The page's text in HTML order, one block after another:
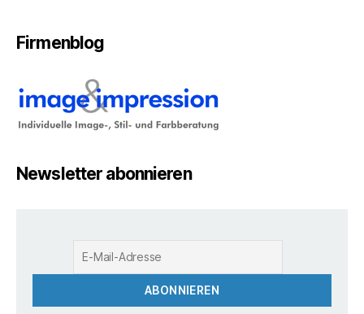
Firmenblog
Newsletter abonnieren